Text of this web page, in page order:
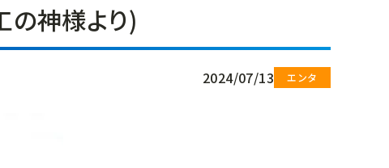
の神様より)
2024/07/13